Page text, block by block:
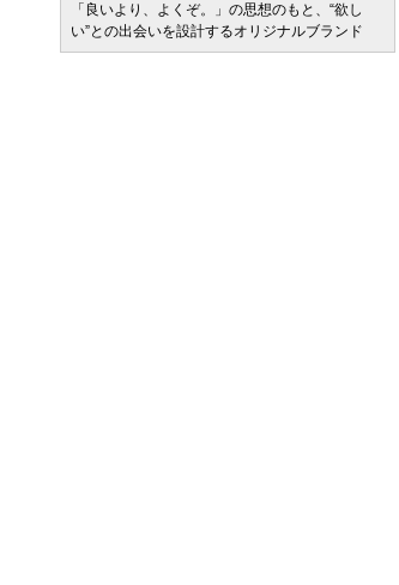
「良いより、よくぞ。」の思想のもと、“欲し
い”との出会いを設計するオリジナルブランド